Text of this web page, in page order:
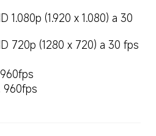
1.080p (1.920 x 1.080) a 30
720p (1280 x 720) a 30 fps
960fps